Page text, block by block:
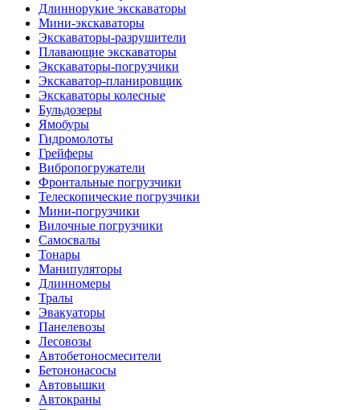
Длиннорукие экскаваторы
Мини-экскаваторы
Экскаваторы-разрушители
Плавающие экскаваторы
Экскаваторы-погрузчики
Экскаватор-планировщик
Экскаваторы колесные
Бульдозеры
Ямобуры
Гидромолоты
Грейферы
Вибро­погружатели
Фронтальные погрузчики
Телескопические погрузчики
Мини-погрузчики
Вилочные погрузчики
Самосвалы
Тонары
Манипуляторы
Длинномеры
Тралы
Эвакуаторы
Панелевозы
Лесовозы
Автобетоно­смесители
Бетононасосы
Автовышки
Автокраны